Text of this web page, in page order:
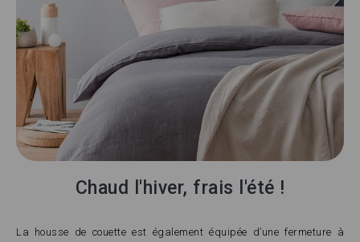
Chaud l'hiver, frais l'été !
La housse de couette est également équipée d’une fermeture à